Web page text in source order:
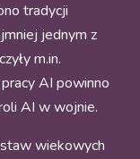
tradycji
jednym z
m.in.
AI powinno
AI w wojnie.
wiekowych